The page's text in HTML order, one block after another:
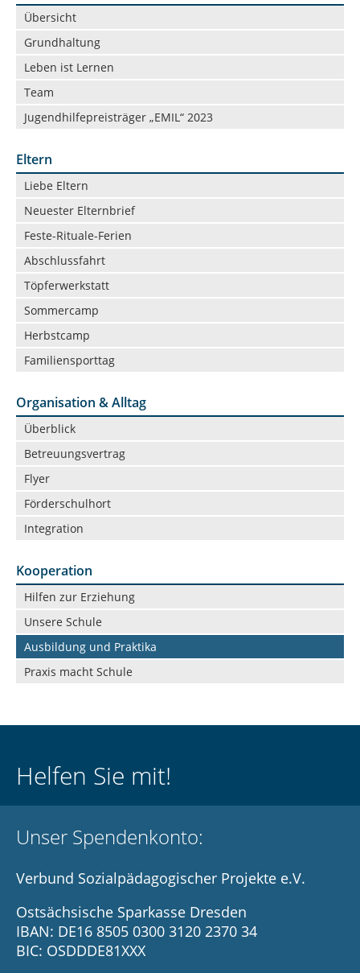
Navigation
überspringen
Übersicht
Grundhaltung
Leben ist Lernen
Team
Jugendhilfepreisträger „EMIL“ 2023
Eltern
Navigation
überspringen
Liebe Eltern
Neuester Elternbrief
Feste-Rituale-Ferien
Abschlussfahrt
Töpferwerkstatt
Sommercamp
Herbstcamp
Familiensporttag
Organisation & Alltag
Navigation
überspringen
Überblick
Betreuungsvertrag
Flyer
Förderschulhort
Integration
Kooperation
Navigation
überspringen
Hilfen zur Erziehung
Unsere Schule
Ausbildung und Praktika
Praxis macht Schule
Helfen Sie mit!
Unser Spendenkonto:
Verbund Sozialpädagogischer Projekte e.V.
Ostsächsische Sparkasse Dresden
IBAN: DE16 8505 0300 3120 2370 34
BIC: OSDDDE81XXX